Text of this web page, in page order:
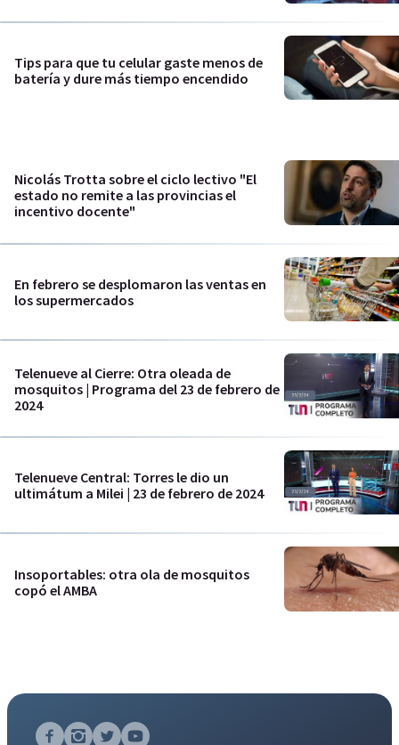
Tips para que tu celular gaste menos de
batería y dure más tiempo encendido
Nicolás Trotta sobre el ciclo lectivo "El
estado no remite a las provincias el
incentivo docente"
En febrero se desplomaron las ventas en
los supermercados
Telenueve al Cierre: Otra oleada de
mosquitos | Programa del 23 de febrero de
2024
Telenueve Central: Torres le dio un
ultimátum a Milei | 23 de febrero de 2024
Insoportables: otra ola de mosquitos
copó el AMBA